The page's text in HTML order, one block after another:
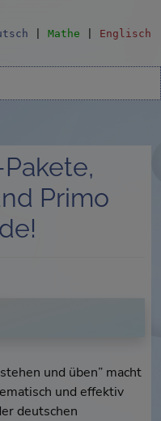
Mathe Englisch
Primo
und üben” macht
und effektiv
deutschen